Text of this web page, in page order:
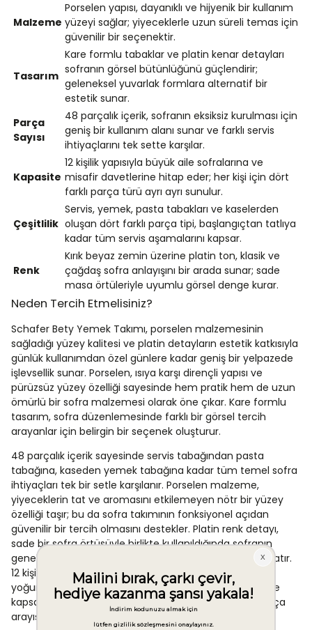
Malzeme
Porselen yapısı, dayanıklı ve hijyenik bir kullanım
yüzeyi sağlar; yiyeceklerle uzun süreli temas için
güvenilir bir seçenektir.
Tasarım
Kare formlu tabaklar ve platin kenar detayları
sofranın görsel bütünlüğünü güçlendirir;
geleneksel yuvarlak formlara alternatif bir
estetik sunar.
Parça
Sayısı
48 parçalık içerik, sofranın eksiksiz kurulması için
geniş bir kullanım alanı sunar ve farklı servis
ihtiyaçlarını tek sette karşılar.
Kapasite
12 kişilik yapısıyla büyük aile sofralarına ve
misafir davetlerine hitap eder; her kişi için dört
farklı parça türü ayrı ayrı sunulur.
Çeşitlilik
Servis, yemek, pasta tabakları ve kaselerden
oluşan dört farklı parça tipi, başlangıçtan tatlıya
kadar tüm servis aşamalarını kapsar.
Renk
Kırık beyaz zemin üzerine platin ton, klasik ve
çağdaş sofra anlayışını bir arada sunar; sade
masa örtüleriyle uyumlu görsel denge kurar.
Neden Tercih Etmelisiniz?
Schafer Bety Yemek Takımı, porselen malzemesinin
sağladığı yüzey kalitesi ve platin detayların estetik katkısıyla
günlük kullanımdan özel günlere kadar geniş bir yelpazede
işlevsellik sunar. Porselen, ısıya karşı dirençli yapısı ve
pürüzsüz yüzey özelliği sayesinde hem pratik hem de uzun
ömürlü bir sofra malzemesi olarak öne çıkar. Kare formlu
tasarım, sofra düzenlemesinde farklı bir görsel tercih
arayanlar için belirgin bir seçenek oluşturur.
48 parçalık içerik sayesinde servis tabağından pasta
tabağına, kaseden yemek tabağına kadar tüm temel sofra
ihtiyaçları tek bir setle karşılanır. Porselen malzeme,
yiyeceklerin tat ve aromasını etkilemeyen nötr bir yüzey
özelliği taşır; bu da sofra takımının fonksiyonel açıdan
güvenilir bir tercih olmasını destekler. Platin renk detayı,
sade bir sofra örtüsüyle birlikte kullanıldığında sofranın
genel kompozisyonunu tamamlayıcı bir görsel etki yaratır.
12 kişilik kapasite, özellikle büyük aile buluşmaları veya
yoğun misafirperverlik gerektiren ortamlar için pratik ve
kapsamlı bir çözüm sunar; her davet için ayrıca ek parça
arayışını ortadan kaldırır.